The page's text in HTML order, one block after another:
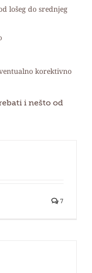
lošeg do srednjeg
korektivno
i nešto od
7